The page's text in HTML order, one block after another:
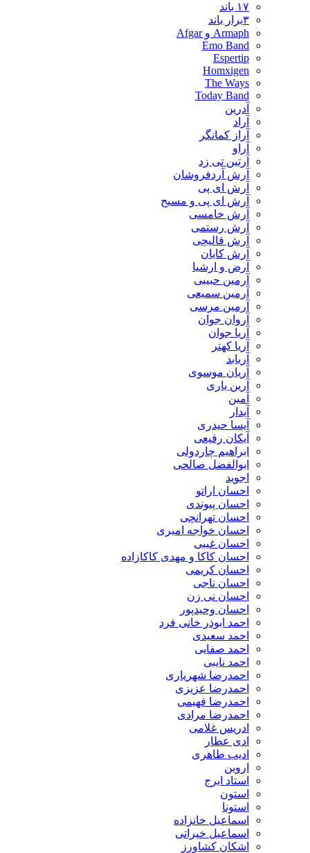
۱۷ باند
۳برار باند
Armaph و Afgar
Emo Band
Espertip
Homxigen
The Ways
Today Band
آدرین
آراد
آراز کمانگر
آراو
آرتین تی زد
آرش آردفروشان
آرش ای پی
آرش ای پی و مسیح
آرش خامسی
آرش رستمی
آرش قالیچی
آرش کایان
​آرض و ارشیا
آرمین حبیبی
آرمین سمیعی
آرمین مرسی
آروان جوان
آریا جوان
آریا کهتر
آریابد
آریان موسوی
آرین یاری
آمین
آیدار
آیسا حیدری
آیکان رفیعی
ابراهیم چاردولی
ابوالفضل صالحی
اجوید
احسان اراتو
احسان پیوندی
احسان تهرانچی
احسان خواجه امیری
احسان غیبی
احسان کاکا و مهدی کاکازاده
احسان کریمی
احسان ناجی
احسان نی زن
احسان وحیدپور
احمد ابوذر خانی فرد
احمد سعیدی
احمد صفایی
احمد نایبی
احمدرضا شهریاری
احمدرضا عزیزی
احمدرضا فهیمی
احمدرضا مرادی
ادریس غلامی
ادی عطار
ادیب طاهری
اروین
استاد ایرج
استون
استونا
اسماعیل خانزاده
اسماعیل خیراتی
اشکان کشاورز